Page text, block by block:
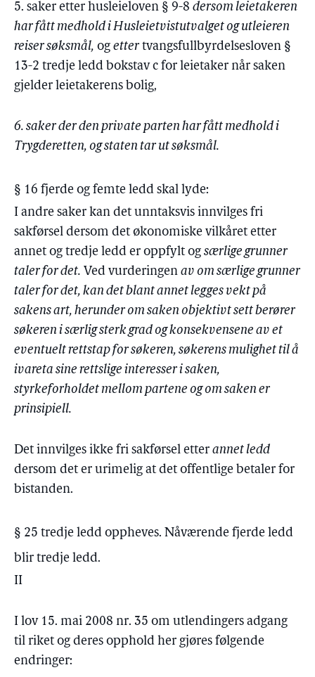
5. saker etter husleieloven § 9-8 dersom leietakeren
har fått medhold i Husleietvistutvalget og utleieren
reiser søksmål, og etter tvangsfullbyrdelsesloven §
13-2 tredje ledd bokstav c for leietaker når saken
gjelder leietakerens bolig,
6. saker der den private parten har fått medhold i
Trygderetten, og staten tar ut søksmål.
§ 16 fjerde og femte ledd skal lyde:
I andre saker kan det unntaksvis innvilges fri
sakførsel dersom det økonomiske vilkåret etter
annet og tredje ledd er oppfylt og særlige grunner
taler for det. Ved vurderingen av om særlige grunner
taler for det, kan det blant annet legges vekt på
sakens art, herunder om saken objektivt sett berører
søkeren i særlig sterk grad og konsekvensene av et
eventuelt rettstap for søkeren, søkerens mulighet til å
ivareta sine rettslige interesser i saken,
styrkeforholdet mellom partene og om saken er
prinsipiell.
Det innvilges ikke fri sakførsel etter annet ledd
dersom det er urimelig at det offentlige betaler for
bistanden.
§ 25 tredje ledd oppheves. Nåværende fjerde ledd
blir tredje ledd.
II
I lov 15. mai 2008 nr. 35 om utlendingers adgang
til riket og deres opphold her gjøres følgende
endringer: